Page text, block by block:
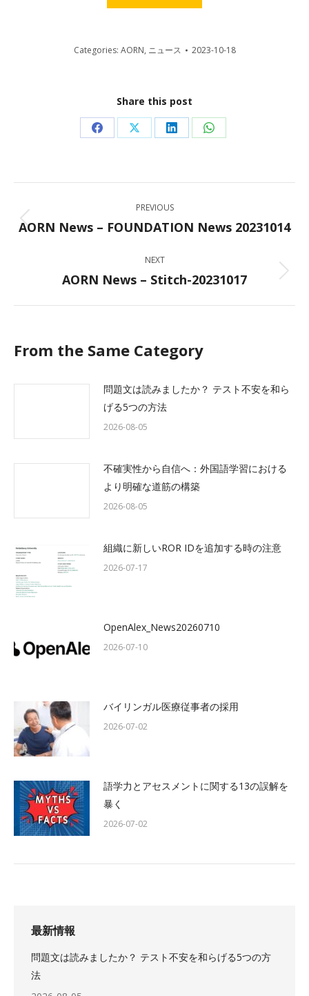
Categories: AORN, ニュース 2023-10-18
Share this post
Share
Facebook
Share
X
Share
LinkedIn
Share
WhatsApp
navigation
PREVIOUS
Previous
AORN News – FOUNDATION News 20231014
NEXT
Next
AORN News – Stitch-20231017
From the Same Category
問題文は読みましたか？ テスト不安を和ら
げる5つの方法
2026-08-05
不確実性から自信へ：外国語学習における
より明確な道筋の構築
2026-08-05
組織に新しいROR IDを追加する時の注意
2026-07-17
OpenAlex_News20260710
2026-07-10
バイリンガル医療従事者の採用
2026-07-02
語学力とアセスメントに関する13の誤解を
暴く
2026-07-02
最新情報
問題文は読みましたか？ テスト不安を和らげる5つの方
法